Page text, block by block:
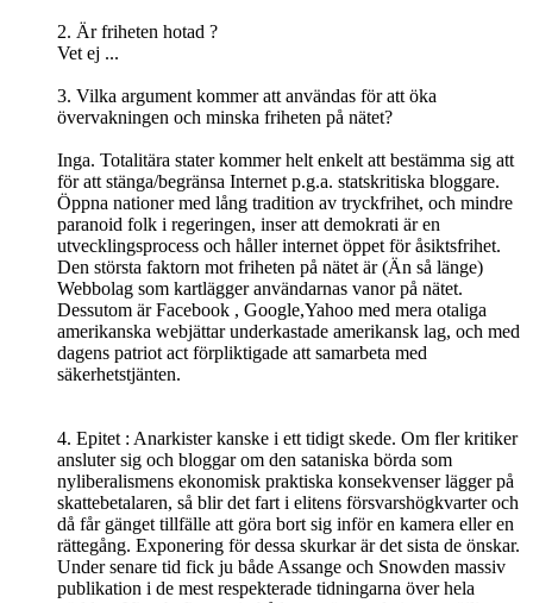
2. Är friheten hotad ?
Vet ej ...
3. Vilka argument kommer att användas för att öka
övervakningen och minska friheten på nätet?
Inga. Totalitära stater kommer helt enkelt att bestämma sig att
för att stänga/begränsa Internet p.g.a. statskritiska bloggare.
Öppna nationer med lång tradition av tryckfrihet, och mindre
paranoid folk i regeringen, inser att demokrati är en
utvecklingsprocess och håller internet öppet för åsiktsfrihet.
Den största faktorn mot friheten på nätet är (Än så länge)
Webbolag som kartlägger användarnas vanor på nätet.
Dessutom är Facebook , Google,Yahoo med mera otaliga
amerikanska webjättar underkastade amerikansk lag, och med
dagens patriot act förpliktigade att samarbeta med
säkerhetstjänten.
4. Epitet : Anarkister kanske i ett tidigt skede. Om fler kritiker
ansluter sig och bloggar om den sataniska börda som
nyliberalismens ekonomisk praktiska konsekvenser lägger på
skattebetalaren, så blir det fart i elitens försvarshögkvarter och
då får gänget tillfälle att göra bort sig inför en kamera eller en
rättegång. Exponering för dessa skurkar är det sista de önskar.
Under senare tid fick ju både Assange och Snowden massiv
publikation i de mest respekterade tidningarna över hela